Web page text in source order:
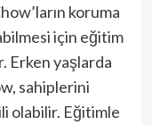
koruma
için eğitim
Erken yaşlarda
sahiplerini
olabilir. Eğitimle